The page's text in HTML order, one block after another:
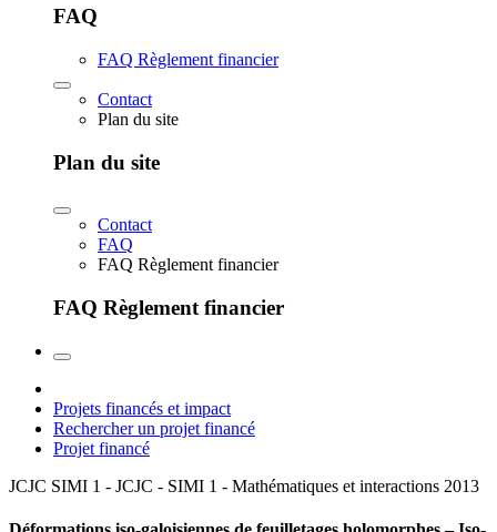
FAQ
FAQ Règlement financier
Contact
Plan du site
Plan du site
Contact
FAQ
FAQ Règlement financier
FAQ Règlement financier
Projets financés et impact
Rechercher un projet financé
Projet financé
JCJC SIMI 1 - JCJC - SIMI 1 - Mathématiques et interactions 2013